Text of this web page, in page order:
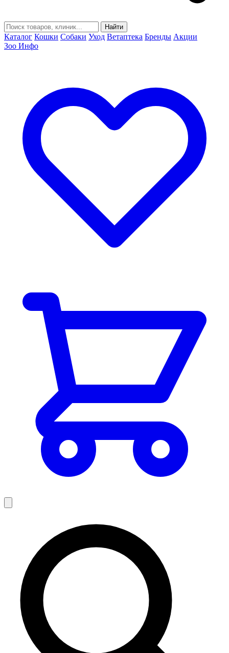
Найти
Каталог Кошки Собаки Уход Ветаптека Бренды Акции
Зоо Инфо